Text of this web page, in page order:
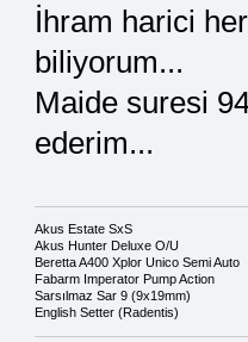
İhram harici
biliyorum...
Maide suresi
ederim...
Akus Estate SxS
Akus Hunter Deluxe O/U
Beretta A400 Xplor Unico Semi Auto
Fabarm Imperator Pump Action
Sarsılmaz Sar 9 (9x19mm)
English Setter (Radentis)